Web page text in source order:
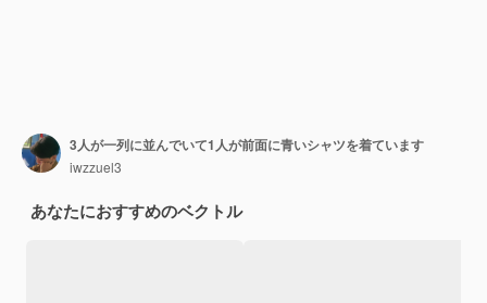
3人が一列に並んでいて1人が前面に青いシャツを着ています
iwzzuel3
あなたにおすすめのベクトル